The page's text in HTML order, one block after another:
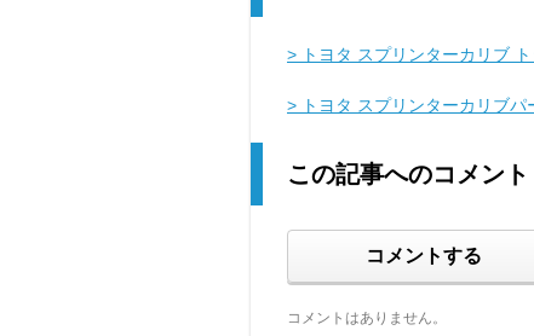
> トヨタ スプリンターカリブ
> トヨタ スプリンターカリブパ
この記事へのコメント
コメントする
コメントはありません。